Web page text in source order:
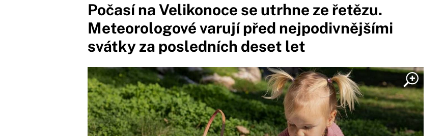
Počasí na Velikonoce se utrhne ze řetězu.
Meteorologové varují před nejpodivnějšími
svátky za posledních deset let